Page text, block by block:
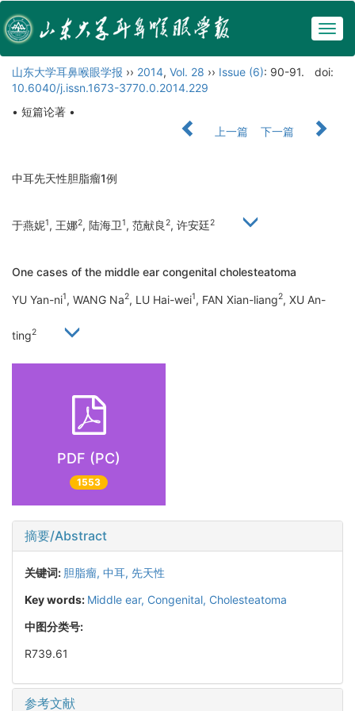
山东大学耳鼻喉眼学报 ›› 2014, Vol. 28 ›› Issue (6): 90-91.
doi:
10.6040/j.issn.1673-3770.0.2014.229
• 短篇论著 •
上一篇
下一篇
中耳先天性胆脂瘤1例
于燕妮1, 王娜2, 陆海卫1, 范献良2, 许安廷2
One cases of the middle ear congenital cholesteatoma
YU Yan-ni1, WANG Na2, LU Hai-wei1, FAN Xian-liang2, XU An-
ting2
PDF (PC)
1553
摘要/Abstract
关键词: 胆脂瘤, 中耳, 先天性
Key words: Middle ear, Congenital, Cholesteatoma
中图分类号:
R739.61
参考文献